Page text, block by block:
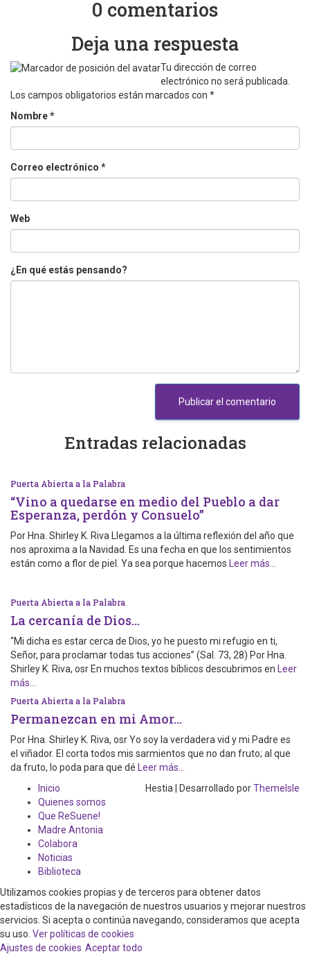
0 comentarios
Deja una respuesta
Tu dirección de correo
electrónico no será publicada.
Los campos obligatorios están marcados con *
Nombre*
Correo electrónico *
Web
¿En qué estás pensando?
Entradas relacionadas
Puerta Abierta a la Palabra
“Vino a quedarse en medio del Pueblo a dar
Esperanza, perdón y Consuelo”
Por Hna. Shirley K. Riva Llegamos a la última reflexión del año que
nos aproxima a la Navidad. Es una fecha en que los sentimientos
están como a flor de piel. Ya sea porque hacemos Leer más…
Puerta Abierta a la Palabra
La cercanía de Dios…
“Mi dicha es estar cerca de Dios, yo he puesto mi refugio en ti,
Señor, para proclamar todas tus acciones” (Sal. 73, 28) Por Hna.
Shirley K. Riva, osr En muchos textos bíblicos descubrimos en Leer
más…
Puerta Abierta a la Palabra
Permanezcan en mi Amor…
Por Hna. Shirley K. Riva, osr Yo soy la verdadera vid y mi Padre es
el viñador. El corta todos mis sarmientos que no dan fruto; al que
da fruto, lo poda para que dé Leer más…
Inicio
Quienes somos
Que ReSuene!
Madre Antonia
Colabora
Noticias
Biblioteca
Hestia | Desarrollado porThemeIsle
Utilizamos cookies propias y de terceros para obtener datos
estadísticos de la navegación de nuestros usuarios y mejorar nuestros
servicios. Si acepta o continúa navegando, consideramos que acepta
su uso. Ver políticas de cookies
Ajustes de cookies Aceptar todo